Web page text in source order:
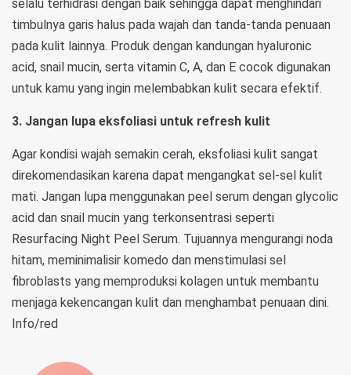
selalu terhidrasi dengan baik sehingga dapat menghindari
timbulnya garis halus pada wajah dan tanda-tanda penuaan
pada kulit lainnya. Produk dengan kandungan hyaluronic
acid, snail mucin, serta vitamin C, A, dan E cocok digunakan
untuk kamu yang ingin melembabkan kulit secara efektif.
3. Jangan lupa eksfoliasi untuk refresh kulit
Agar kondisi wajah semakin cerah, eksfoliasi kulit sangat
direkomendasikan karena dapat mengangkat sel-sel kulit
mati. Jangan lupa menggunakan peel serum dengan glycolic
acid dan snail mucin yang terkonsentrasi seperti
Resurfacing Night Peel Serum. Tujuannya mengurangi noda
hitam, meminimalisir komedo dan menstimulasi sel
fibroblasts yang memproduksi kolagen untuk membantu
menjaga kekencangan kulit dan menghambat penuaan dini.
Info/red